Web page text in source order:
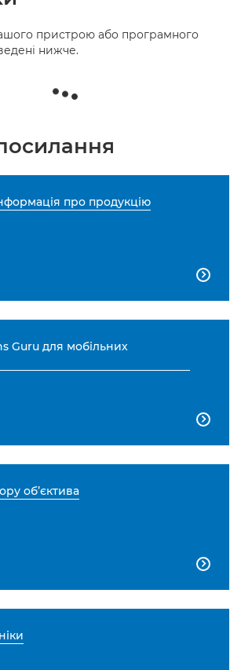
пристрою або програмного
нижче.
про продукцію

Guru для мобільних

об’єктива
